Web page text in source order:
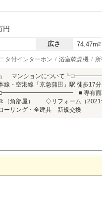
円
広さ 74.47m2
タ付インターホン 浴室乾燥機
マンションについて
線・空港線「京急蒲田」駅 徒歩
■ 専有面積
（角部屋） ◇リフォーム（
ーリング・全建具 新規交換